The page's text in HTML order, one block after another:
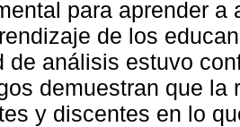
para aprender
de los
de análisis estuvo
demuestran que la
y discentes en lo